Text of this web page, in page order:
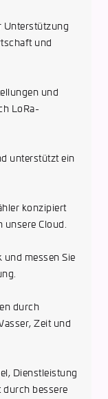
Unterstützung
und
und
LoRa-
unterstützt ein
konzipiert
Cloud.
und messen Sie
durch
Zeit und
Dienstleistung
durch bessere